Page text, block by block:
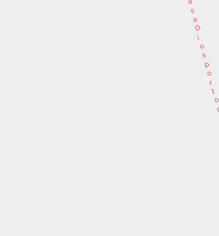
s
a
D
i
o
s
p
o
r
t